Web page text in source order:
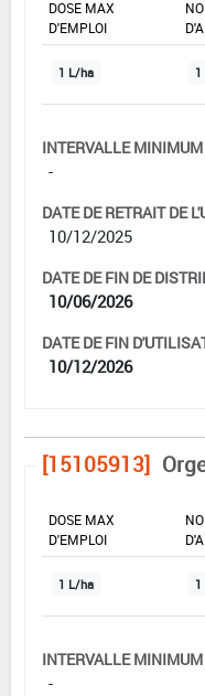
DOSE MAX
D'EMPLOI
1 L/ha 1
INTERVALLE
-
DATE DE RETRAIT DE
10/12/2025
DATE DE FIN DE
10/06/2026
DATE DE FIN
10/12/2026
[15105913]
DOSE MAX
D'EMPLOI
1 L/ha 1
INTERVALLE
-